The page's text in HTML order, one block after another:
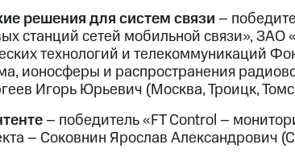
решения для систем связи–
станций сетей мобильной связи», ЗАО
технологий и телекоммуникаций
ионосферы и распространения
Игорь Юрьевич (Москва, Троицк,
– победитель «FT Control –
– Соковнин Ярослав Александрович